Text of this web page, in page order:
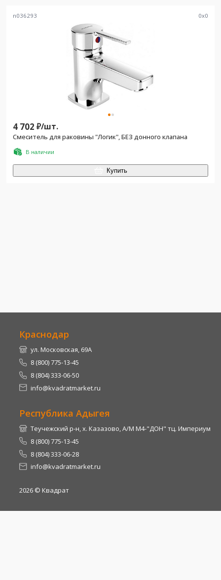
n036293 0x0
4 702 ₽/шт.
Смеситель для раковины "Логик", БЕЗ донного клапана
В наличии
Купить
Краснодар
ул. Московская, 69А
8 (800) 775-13-45
8 (804) 333-06-50
info@kvadratmarket.ru
Республика Адыгея
Теучежский р-н, х. Казазово, А/М М4-"ДОН" тц. Империум
8 (800) 775-13-45
8 (804) 333-06-28
info@kvadratmarket.ru
2026 © Квадрат